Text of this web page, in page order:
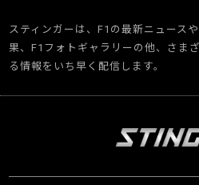
スティンガーは、F1の最新ニュース
果、F1フォトギャラリーの他、さま
る情報をいち早く配信します。